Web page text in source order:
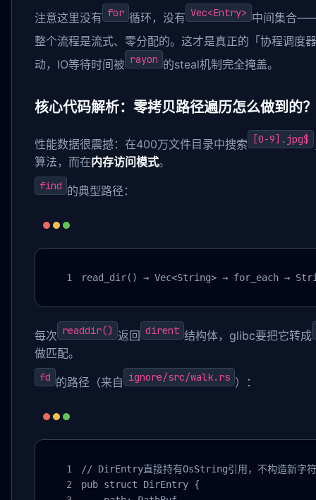
注意这里没有 for 循环，没有 Vec<Entry> 中间集合
整个流程是流式、零分配的。这才是真正的「协程调度
动，IO等待时间被 rayon 的steal机制完全掩盖。
核心代码解析：零拷贝路径遍历怎么做到的？
性能数据很震撼：在400万文件目录中搜索 [0-9].jpg$
算法，而在内存访问模式。
find 的典型路径：
read_dir() → Vec<String> → for_each →
每次 readdir() 返回 dirent 结构体，glibc要把它转成
做匹配。
fd 的路径（来自 ignore/src/walk.rs ）：
// DirEntry直接持有OsString引用，不构造新字
pub struct DirEntry {